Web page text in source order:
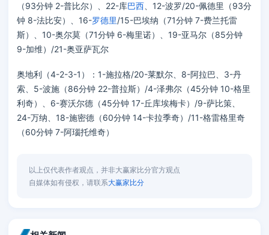
（93分钟 2-普比尔）、22-库巴西 、12-波罗/20-佩德里（93分
钟 8-法比安）、16-罗德里/15-巴埃纳（71分钟 7-费兰托雷
斯）、10-奥尔莫（71分钟 6-梅里诺）、19-亚马尔（85分钟
9-加维）/21-奥亚萨瓦尔
奥地利（4-2-3-1）：1-施拉格/20-莱默尔、8-阿拉巴、3-丹
索、5-波施（86分钟 22-普拉斯）/4-泽弗尔（45分钟 10-格里
利奇）、6-赛沃尔德（45分钟 17-丘库埃梅卡）/9-萨比策、
24-万纳、18-施密德（60分钟 14-卡拉季奇）/11-格雷格里奇
（60分钟 7-阿瑙托维奇）
以上仅代表作者观点，并非大赢家比分官方观点
自媒体如有侵权，请联系大赢家比分